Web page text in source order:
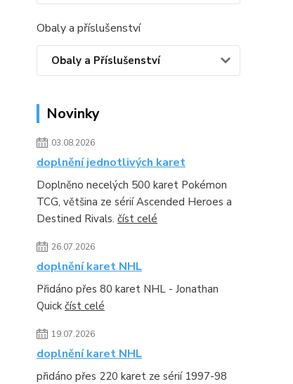
Obaly a příslušenství
Obaly a Příslušenství
Novinky
03.08.2026
doplnění jednotlivých karet
Doplněno necelých 500 karet Pokémon
TCG, většina ze sérií Ascended Heroes a
Destined Rivals. číst celé
26.07.2026
doplnění karet NHL
Přidáno přes 80 karet NHL - Jonathan
Quick číst celé
19.07.2026
doplnění karet NHL
přidáno přes 220 karet ze sérií 1997-98